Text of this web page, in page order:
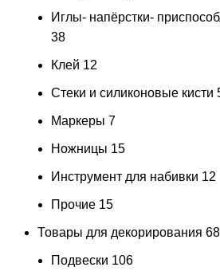
Иглы- напёрстки-
38
Клей 12
Стеки и силиконовые кисти
Маркеры 7
Ножницы 15
Инструмент для набивки 12
Прочие 15
Товары для декорирования
Подвески 106